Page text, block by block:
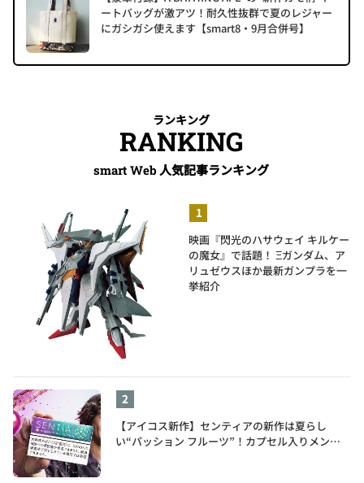
ートバッグが激アツ！耐久性抜群で夏のレジャー
にガシガシ使えます【smart8・9月合併号】
ランキング
RANKING
smart Web 人気記事ランキング
映画『閃光のハサウェイ キルケー
の魔女』で話題！ Ξガンダム、ア
リュゼウスほか最新ガンプラを一
挙紹介
【アイコス新作】センティアの新作は夏らし
い“パッション フルーツ”！カプセル入りメンソ